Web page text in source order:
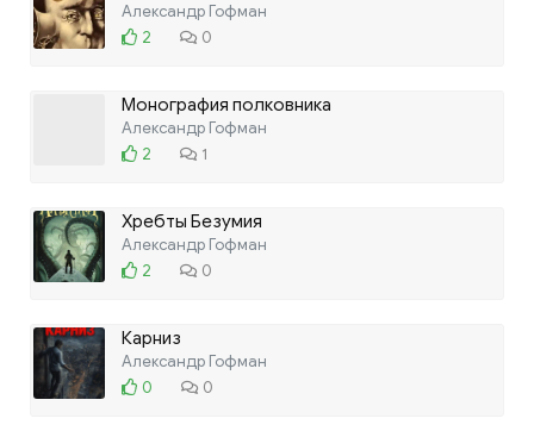
Александр Гофман
2
0
Монография полковника
Александр Гофман
2
1
Хребты Безумия
Александр Гофман
2
0
Карниз
Александр Гофман
0
0